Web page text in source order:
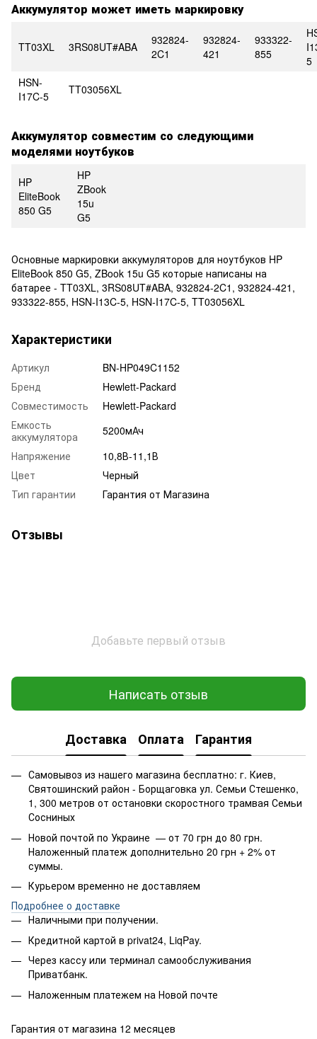
Аккумулятор может иметь маркировку
TT03XL 3RS08UT#ABA
932824-
2C1
932824-
421
933322-
855
5
HSN-
I17C-5
TT03056XL
Аккумулятор совместим со следующими
моделями ноутбуков
HP
EliteBook
850 G5
HP
ZBook
15u
G5
Основные маркировки аккумуляторов для ноутбуков HP
EliteBook 850 G5, ZBook 15u G5 которые написаны на
батарее - TT03XL, 3RS08UT#ABA, 932824-2C1, 932824-421,
933322-855, HSN-I13C-5, HSN-I17C-5, TT03056XL
Характеристики
Артикул
BN-HP049C1152
Бренд
Hewlett-Packard
Совместимость
Hewlett-Packard
Емкость
аккумулятора
5200мАч
Напряжение
10,8В-11,1В
Цвет
Черный
Тип гарантии
Гарантия от Магазина
Отзывы
Добавьте первый отзыв
Написать отзыв
Доставка Оплата Гарантия
Самовывоз из нашего магазина бесплатно: г. Киев,
Святошинский район - Борщаговка ул. Семьи Стешенко,
1, 300 метров от остановки скоростного трамвая Семьи
Сосниных
Новой почтой по Украине — от 70 грн до 80 грн.
Наложенный платеж дополнительно 20 грн + 2% от
суммы.
Курьером временно не доставляем
Подробнее о доставке
Наличными при получении.
Кредитной картой в privat24, LiqPay.
Через кассу или терминал самообслуживания
Приватбанк.
Наложенным платежем на Новой почте
Гарантия от магазина 12 месяцев